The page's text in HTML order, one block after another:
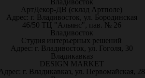
Владивосток
АртДекор-ДВ (склад Артполе)
Адрес: г. Владивосток, ул. Бородинская
46/50 ТЦ "Альянс", пав. № 26
Владивосток
Студия интерьерных решений
Адрес: г. Владивосток, ул. Гоголя, 30
Владикавказ
DESIGN MARKET
г. Владикавказ, ул. Первомайская, 28